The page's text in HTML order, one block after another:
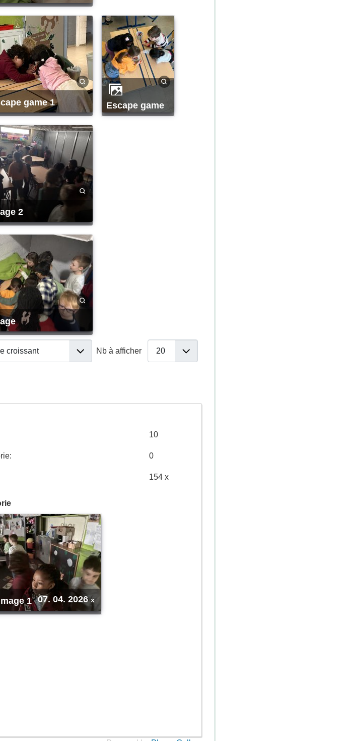
game 1 escape game
2
Nb à afficher
10
0
154 x
1 07. 04. 2026x